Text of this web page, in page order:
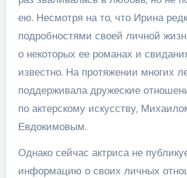
ею. Несмотря на то, что Ирина
подробностями своей личной
о некоторых ее романах и
известно. На протяжении многих
поддерживала дружеские
по актерскому искусству,
Евдокимовым.
Однако сейчас актриса не
информацию о своих личных